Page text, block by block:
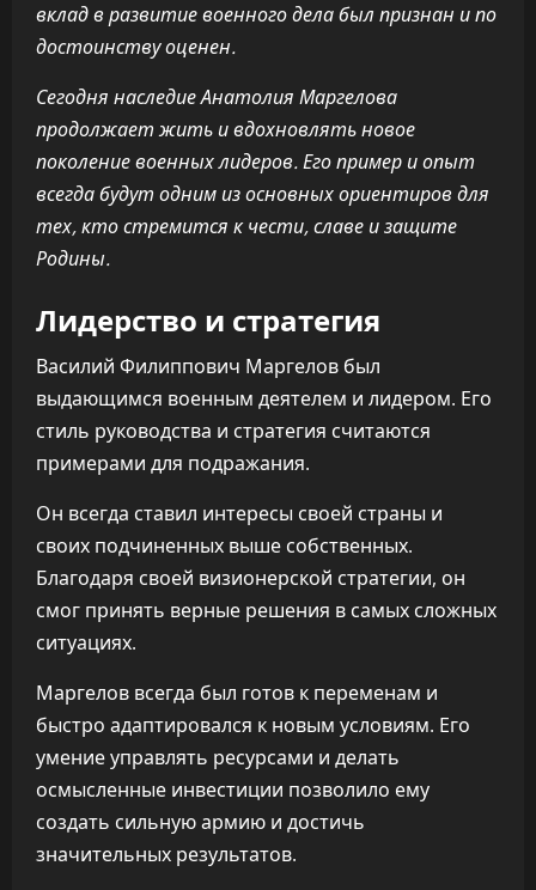
вклад в развитие военного дела был признан и по
достоинству оценен.
Сегодня наследие Анатолия Маргелова
продолжает жить и вдохновлять новое
поколение военных лидеров. Его пример и опыт
всегда будут одним из основных ориентиров для
тех, кто стремится к чести, славе и защите
Родины.
Лидерство и стратегия
Василий Филиппович Маргелов был
выдающимся военным деятелем и лидером. Его
стиль руководства и стратегия считаются
примерами для подражания.
Он всегда ставил интересы своей страны и
своих подчиненных выше собственных.
Благодаря своей визионерской стратегии, он
смог принять верные решения в самых сложных
ситуациях.
Маргелов всегда был готов к переменам и
быстро адаптировался к новым условиям. Его
умение управлять ресурсами и делать
осмысленные инвестиции позволило ему
создать сильную армию и достичь
значительных результатов.